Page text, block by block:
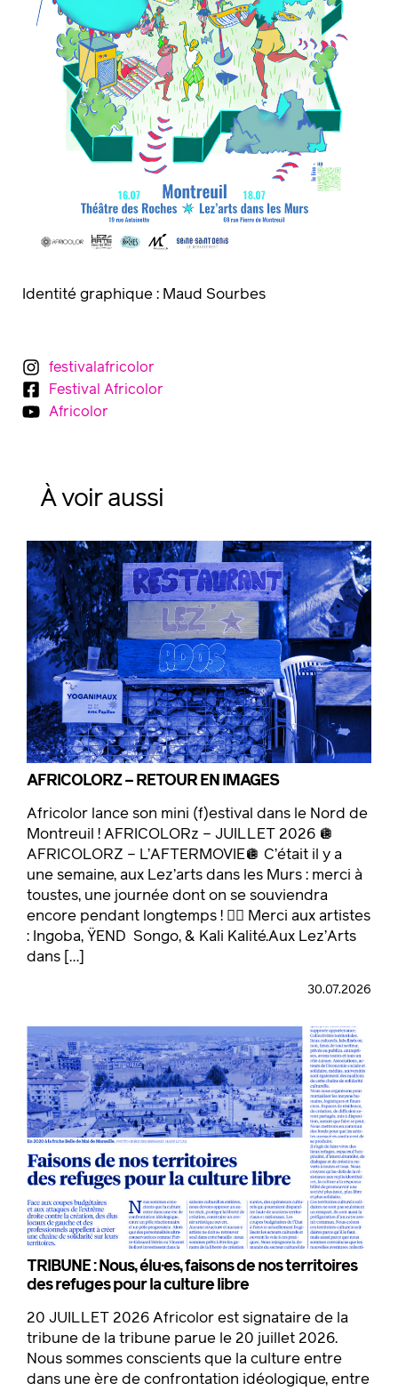
Identité graphique : Maud Sourbes
festivalafricolor
Festival Africolor
Africolor
À voir aussi
AFRICOLORZ – RETOUR EN IMAGES
Africolor lance son mini (f)estival dans le Nord de
Montreuil ! AFRICOLORz – JUILLET 2026 🪩
AFRICOLORZ – L’AFTERMOVIE🪩 C’était il y a
une semaine, aux Lez’arts dans les Murs : merci à
toustes, une journée dont on se souviendra
encore pendant longtemps ! ❤️‍🔥 Merci aux artistes
: Ingoba, ŸEND Songo, & Kali Kalité.Aux Lez’Arts
dans […]
30.07.2026
TRIBUNE : Nous, élu·es, faisons de nos territoires
des refuges pour la culture libre
20 JUILLET 2026 Africolor est signataire de la
tribune de la tribune parue le 20 juillet 2026.
Nous sommes conscients que la culture entre
dans une ère de confrontation idéologique, entre